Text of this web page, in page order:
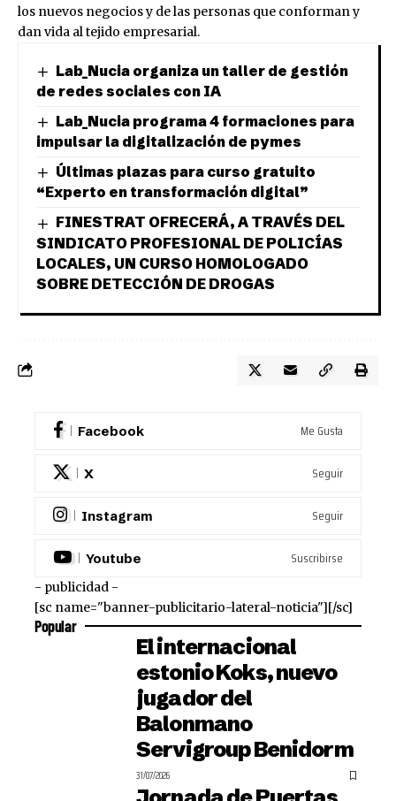
los nuevos negocios y de las personas que conforman y
dan vida al tejido empresarial.
Lab_Nucia organiza un taller de gestión
de redes sociales con IA
Lab_Nucia programa 4 formaciones para
impulsar la digitalización de pymes
Últimas plazas para curso gratuito
“Experto en transformación digital”
FINESTRAT OFRECERÁ, A TRAVÉS DEL
SINDICATO PROFESIONAL DE POLICÍAS
LOCALES, UN CURSO HOMOLOGADO
SOBRE DETECCIÓN DE DROGAS
Facebook Me Gusta
X Seguir
Instagram Seguir
Youtube Suscribirse
- publicidad -
[sc name="banner-publicitario-lateral-noticia"][/sc]
Popular
El internacional
estonio Koks, nuevo
jugador del
Balonmano
Servigroup Benidorm
31/07/2026